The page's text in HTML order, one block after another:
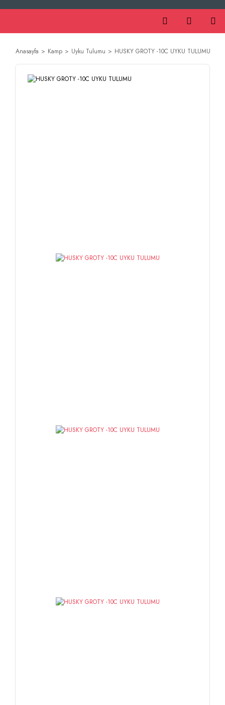
Anasayfa Kamp Uyku Tulumu HUSKY GROTY -10C UYKU TULUMU